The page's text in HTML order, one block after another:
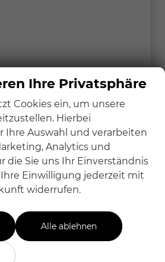
Ihre Privatsphäre
Cookies ein, um unsere
Hierbei
Ihre Auswahl und verarbeiten
Analytics und
die Sie uns Ihr Einverständnis
Einwilligung jederzeit mit
widerrufen.
Alle ablehnen